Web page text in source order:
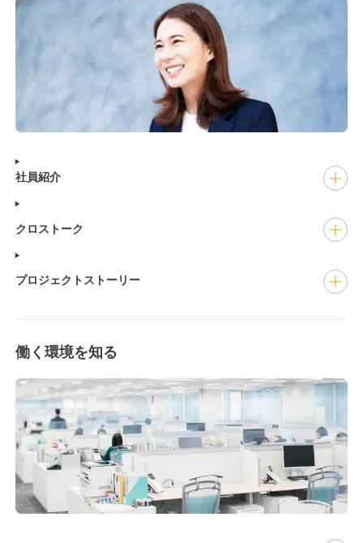
社員紹介
クロストーク
プロジェクトストーリー
働く環境を知る